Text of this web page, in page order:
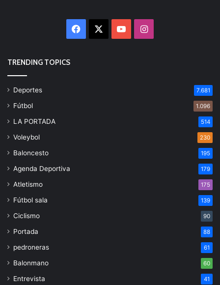
Facebook YouTubeInstagram
TRENDING TOPICS
Deportes 7.681
Fútbol 1.096
LA PORTADA 514
Voleybol 230
Baloncesto 195
Agenda Deportiva 179
Atletismo 175
Fútbol sala 139
Ciclismo 90
Portada 88
pedroneras 61
Balonmano 60
Entrevista 41